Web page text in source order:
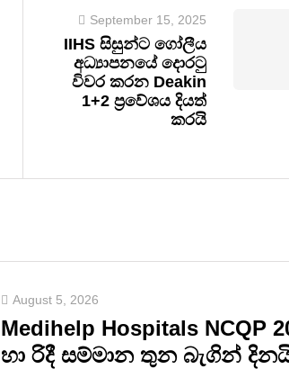
September 15, 2025
IIHS සිසුන්ට ගෝලීය
අධ්‍යාපනයේ දොරටු
විවර කරන Deakin
1+2 ප්‍රවේශය දියත්
කරයි
August 5, 2026
Medihelp Hospitals NCQP
හා රිදී සම්මාන තුන බැගින්